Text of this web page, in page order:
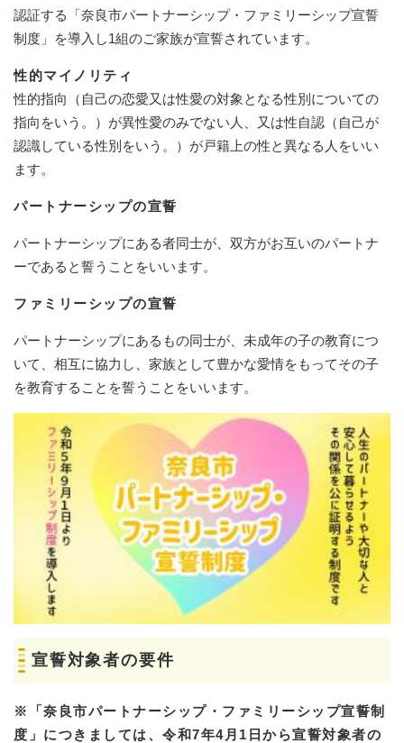
認証する「奈良市パートナーシップ・ファミリーシップ宣誓
制度」を導入し1組のご家族が宣誓されています。
性的マイノリティ
性的指向（自己の恋愛又は性愛の対象となる性別についての
指向をいう。）が異性愛のみでない人、又は性自認（自己が
認識している性別をいう。）が戸籍上の性と異なる人をいい
ます。
パートナーシップの宣誓
パートナーシップにある者同士が、双方がお互いのパートナ
ーであると誓うことをいいます。
ファミリーシップの宣誓
パートナーシップにあるもの同士が、未成年の子の教育につ
いて、相互に協力し、家族として豊かな愛情をもってその子
を教育することを誓うことをいいます。
宣誓対象者の要件
※「奈良市パートナーシップ・ファミリーシップ宣誓制
度」につきましては、令和7年4月1日から宣誓対象者の